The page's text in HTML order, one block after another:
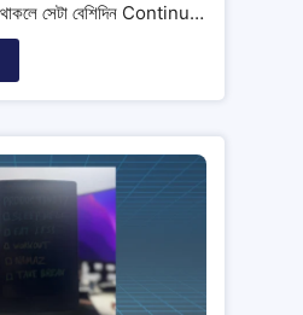
সেটা বেশিদিন Continue